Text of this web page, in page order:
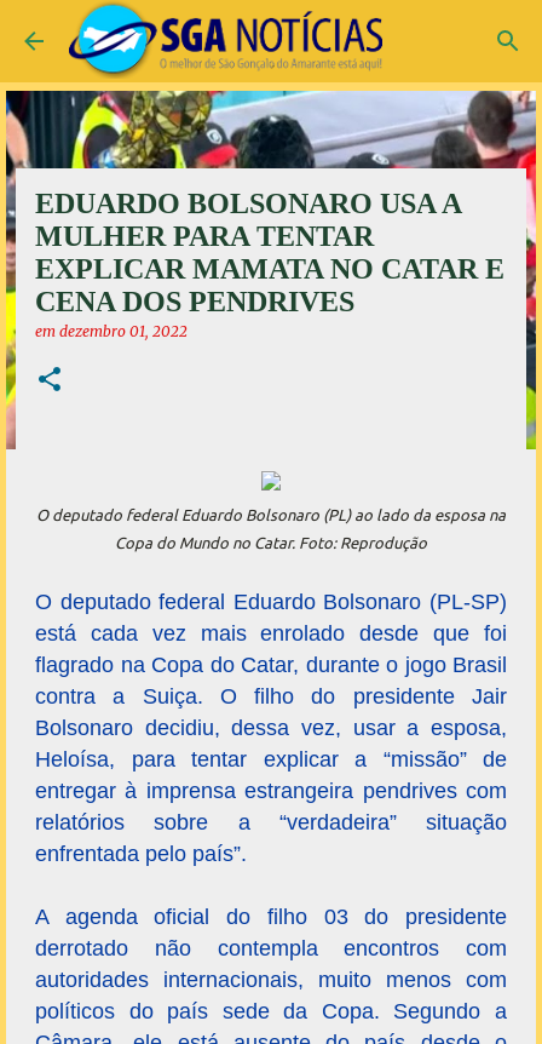
Pular para o conteúdo principal
EDUARDO BOLSONARO USA A
MULHER PARA TENTAR
EXPLICAR MAMATA NO CATAR E
CENA DOS PENDRIVES
em dezembro 01, 2022
O deputado federal Eduardo Bolsonaro (PL) ao lado da esposa na
Copa do Mundo no Catar. Foto: Reprodução
O deputado federal Eduardo Bolsonaro (PL-SP)
está cada vez mais enrolado desde que foi
flagrado na Copa do Catar, durante o jogo Brasil
contra a Suiça. O filho do presidente Jair
Bolsonaro decidiu, dessa vez, usar a esposa,
Heloísa, para tentar explicar a “missão” de
entregar à imprensa estrangeira pendrives com
relatórios sobre a “verdadeira” situação
enfrentada pelo país”.
A agenda oficial do filho 03 do presidente
derrotado não contempla encontros com
autoridades internacionais, muito menos com
políticos do país sede da Copa. Segundo a